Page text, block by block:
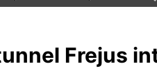
Frejus